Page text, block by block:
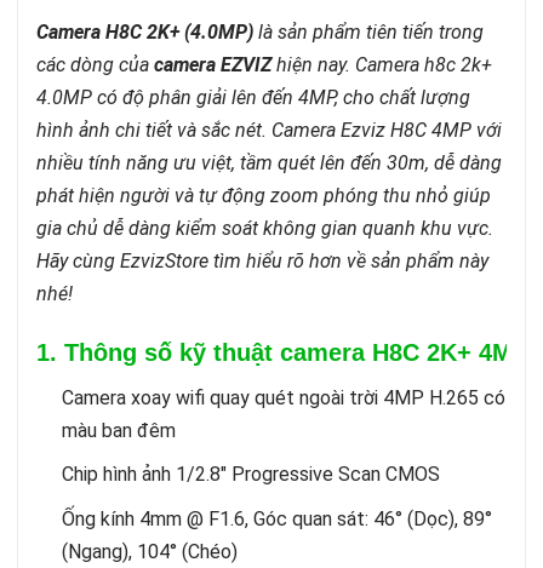
Camera H8C 2K+ (4.0MP) là sản phẩm tiên tiến trong
các dòng của camera EZVIZhiện nay. Camera h8c 2k+
4.0MP có độ phân giải lên đến 4MP, cho chất lượng
hình ảnh chi tiết và sắc nét. Camera Ezviz H8C 4MP với
nhiều tính năng ưu việt, tầm quét lên đến 30m, dễ dàng
phát hiện người và tự động zoom phóng thu nhỏ giúp
gia chủ dễ dàng kiểm soát không gian quanh khu vực.
Hãy cùng EzvizStore tìm hiểu rõ hơn về sản phẩm này
nhé!
1. Thông số kỹ thuật camera H8C 2K+ 4MP
Camera xoay wifi quay quét ngoài trời 4MP H.265 có
màu ban đêm
Chip hình ảnh 1/2.8″ Progressive Scan CMOS
Ống kính 4mm @ F1.6, Góc quan sát: 46° (Dọc), 89°
(Ngang), 104° (Chéo)